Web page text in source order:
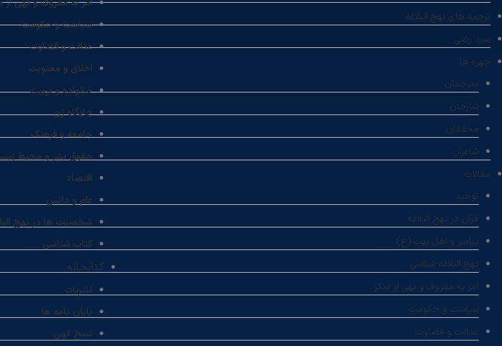
سیاست و حکومت
عدالت و قضاوت
اخلاق و معنویت
خانواده و تربیت
جایگاه زن
جامعه و فرهنگ
حقوق بشر و محیط
اقتصاد
علم و دانش
شخصیت ها در نهج
کتاب شناسی
کتابخانه
نشریات
پایان نامه ها
نسخ کهن
ترجمه های نهج البلاغه
سید رضی
چهره ها
مترجمان
شارحان
محققان
شاعران
مقالات
توحید
قرآن در نهج البلاغه
پیامبر و اهل بیت (ع)
نهج البلاغه شناسی
امر به معروف و نهی از منکر
سیاست و حکومت
عدالت و قضاوت